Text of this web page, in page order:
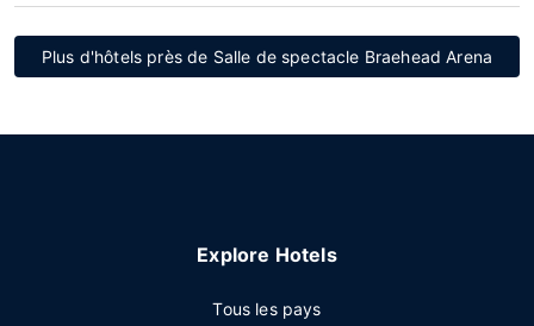
Plus d'hôtels près de Salle de spectacle Braehead Arena
Explore Hotels
Tous les pays